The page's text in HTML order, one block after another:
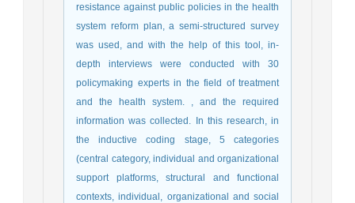
resistance against public policies in the health
system reform plan, a semi-structured survey
was used, and with the help of this tool, in-
depth interviews were conducted with 30
policymaking experts in the field of treatment
and the health system. , and the required
information was collected. In this research, in
the inductive coding stage, 5 categories
(central category, individual and organizational
support platforms, structural and functional
contexts, individual, organizational and social